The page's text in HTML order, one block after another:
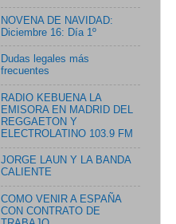
NOVENA DE NAVIDAD:
Diciembre 16: Día 1º
Dudas legales más
frecuentes
RADIO KEBUENA LA
EMISORA EN MADRID DEL
REGGAETON Y
ELECTROLATINO 103.9 FM
JORGE LAUN Y LA BANDA
CALIENTE
COMO VENIR A ESPAÑA
CON CONTRATO DE